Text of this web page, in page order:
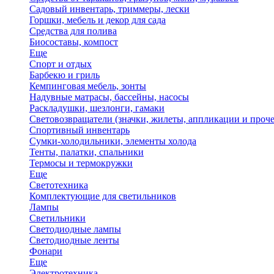
Садовый инвентарь, триммеры, лески
Горшки, мебель и декор для сада
Средства для полива
Биосоставы, компост
Еще
Спорт и отдых
Барбекю и гриль
Кемпинговая мебель, зонты
Надувные матрасы, бассейны, насосы
Раскладушки, шезлонги, гамаки
Световозвращатели (значки, жилеты, аппликации и
Спортивный инвентарь
Сумки-холодильники, элементы холода
Тенты, палатки, спальники
Термосы и термокружки
Еще
Светотехника
Комплектующие для светильников
Лампы
Светильники
Светодиодные лампы
Светодиодные ленты
Фонари
Еще